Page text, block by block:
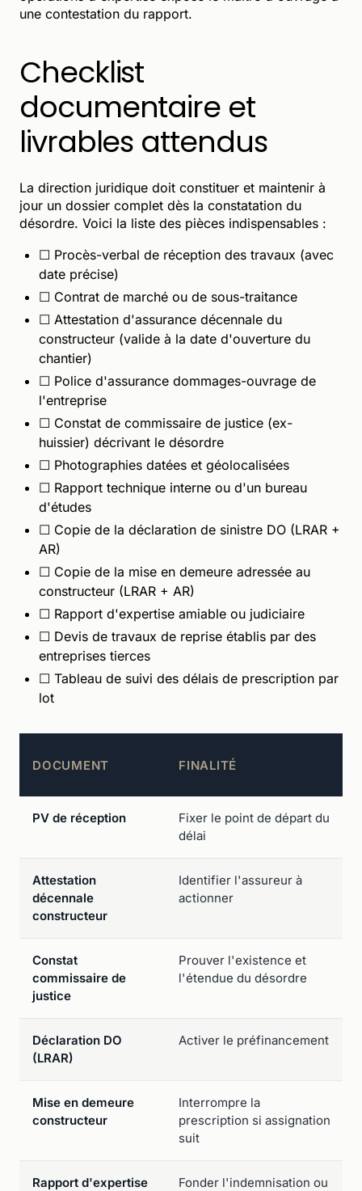
une contestation du rapport.
Checklist
documentaire et
livrables attendus
La direction juridique doit constituer et maintenir à
jour un dossier complet dès la constatation du
désordre. Voici la liste des pièces indispensables :
☐ Procès-verbal de réception des travaux (avec
date précise)
☐ Contrat de marché ou de sous-traitance
☐ Attestation d'assurance décennale du
constructeur (valide à la date d'ouverture du
chantier)
☐ Police d'assurance dommages-ouvrage de
l'entreprise
☐ Constat de commissaire de justice (ex-
huissier) décrivant le désordre
☐ Photographies datées et géolocalisées
☐ Rapport technique interne ou d'un bureau
d'études
☐ Copie de la déclaration de sinistre DO (LRAR +
AR)
☐ Copie de la mise en demeure adressée au
constructeur (LRAR + AR)
☐ Rapport d'expertise amiable ou judiciaire
☐ Devis de travaux de reprise établis par des
entreprises tierces
☐ Tableau de suivi des délais de prescription par
lot
DOCUMENT FINALITÉ
PV de réception
Fixer le point de départ du
délai
Attestation
décennale
constructeur
Identifier l'assureur à
actionner
Constat
commissaire de
justice
Prouver l'existence et
l'étendue du désordre
Déclaration DO
(LRAR)
Activer le préfinancement
Mise en demeure
constructeur
Interrompre la
prescription si assignation
suit
Rapport d'expertise
Fonder l'indemnisation ou